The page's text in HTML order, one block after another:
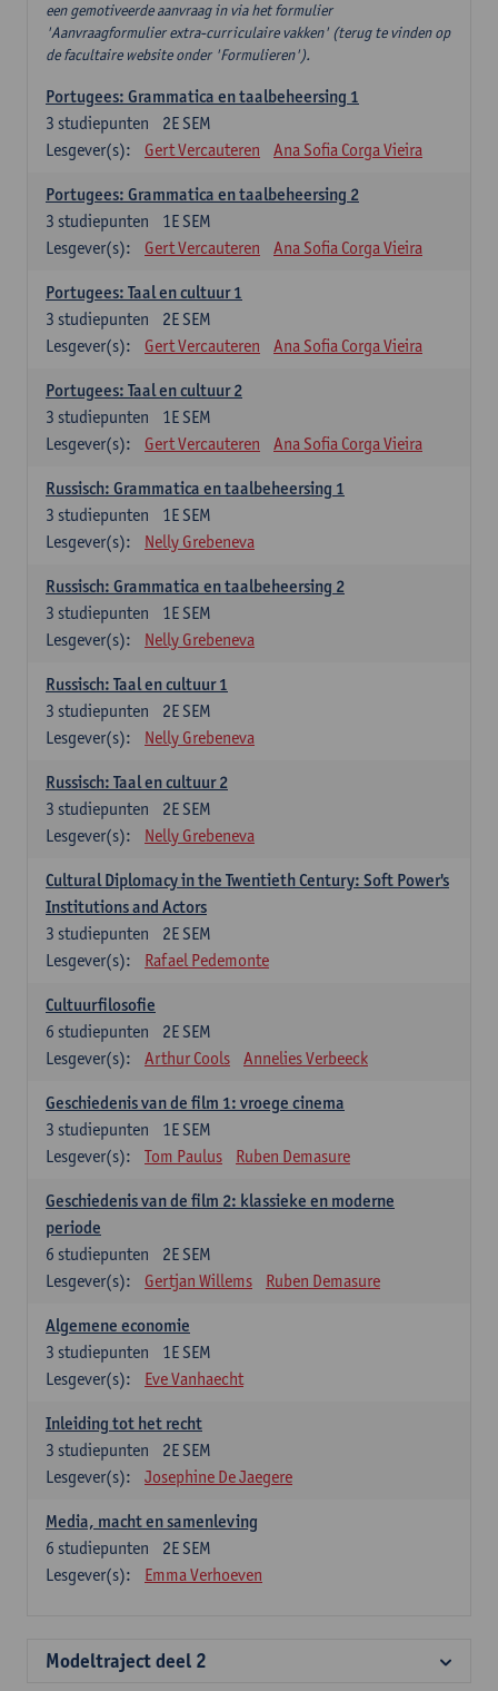
een gemotiveerde aanvraag in via het formulier
'Aanvraagformulier extra-curriculaire vakken' (terug te vinden op
de facultaire website onder 'Formulieren').
Portugees: Grammatica en taalbeheersing 1
2E SEM
3 studiepunten
Lesgever(s):
Gert Vercauteren Ana Sofia Corga Vieira
Portugees: Grammatica en taalbeheersing 2
1E SEM
3 studiepunten
Lesgever(s):
Gert Vercauteren Ana Sofia Corga Vieira
Portugees: Taal en cultuur 1
2E SEM
3 studiepunten
Lesgever(s):
Gert Vercauteren Ana Sofia Corga Vieira
Portugees: Taal en cultuur 2
1E SEM
3 studiepunten
Lesgever(s):
Gert Vercauteren Ana Sofia Corga Vieira
Russisch: Grammatica en taalbeheersing 1
1E SEM
3 studiepunten
Lesgever(s):
Nelly Grebeneva
Russisch: Grammatica en taalbeheersing 2
1E SEM
3 studiepunten
Lesgever(s):
Nelly Grebeneva
Russisch: Taal en cultuur 1
2E SEM
3 studiepunten
Lesgever(s):
Nelly Grebeneva
Russisch: Taal en cultuur 2
2E SEM
3 studiepunten
Lesgever(s):
Nelly Grebeneva
Cultural Diplomacy in the Twentieth Century: Soft Power's
Institutions and Actors
2E SEM
3 studiepunten
Lesgever(s):
Rafael Pedemonte
Cultuurfilosofie
2E SEM
6 studiepunten
Lesgever(s):
Arthur Cools Annelies Verbeeck
Geschiedenis van de film 1: vroege cinema
1E SEM
3 studiepunten
Lesgever(s):
Tom Paulus Ruben Demasure
Geschiedenis van de film 2: klassieke en moderne
periode
2E SEM
6 studiepunten
Lesgever(s):
Gertjan Willems Ruben Demasure
Algemene economie
1E SEM
3 studiepunten
Lesgever(s):
Eve Vanhaecht
Inleiding tot het recht
2E SEM
3 studiepunten
Lesgever(s):
Josephine De Jaegere
Media, macht en samenleving
2E SEM
6 studiepunten
Lesgever(s):
Emma Verhoeven
Modeltraject deel 2